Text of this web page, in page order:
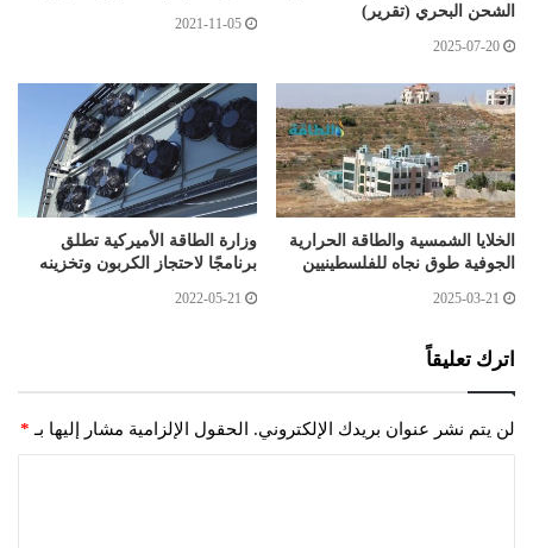
الشحن البحري (تقرير)
2025-07-20
2021-11-05
الخلايا الشمسية والطاقة الحرارية
الجوفية طوق نجاه للفلسطينيين
2025-03-21
وزارة الطاقة الأميركية تطلق
برنامجًا لاحتجاز الكربون وتخزينه
2022-05-21
اترك تعليقاً
لن يتم نشر عنوان بريدك الإلكتروني. الحقول الإلزامية مشار إليها بـ *